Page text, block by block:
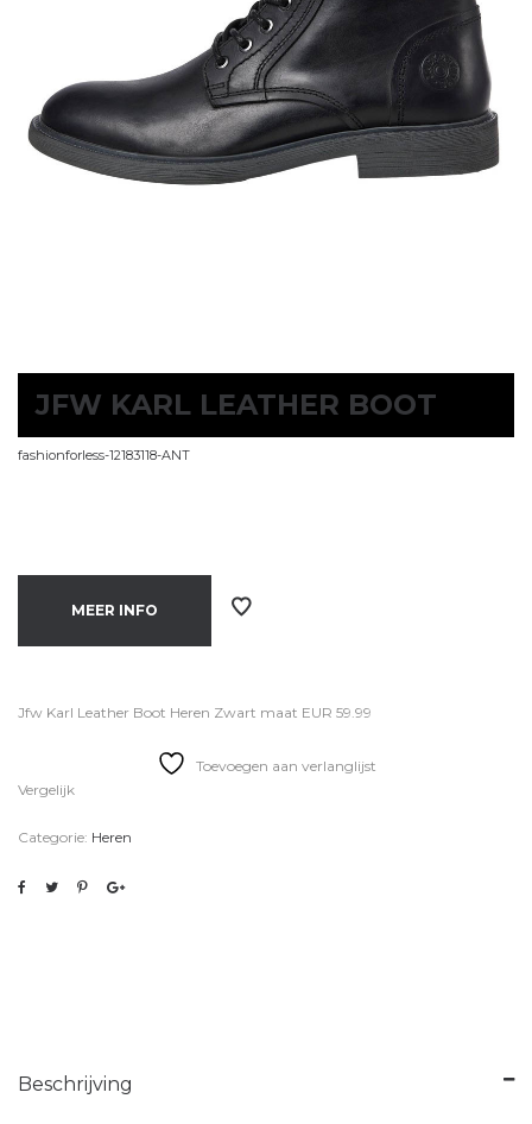
JFW KARL LEATHER BOOT
fashionforless-12183118-ANT
MEER INFO
Jfw Karl Leather Boot Heren Zwart maat EUR 59.99
Toevoegen aan verlanglijst
Vergelijk
Categorie: Heren
Beschrijving